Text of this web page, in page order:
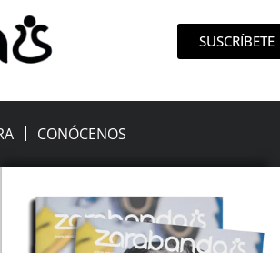
SUSCRÍBETE
CONÓCENOS